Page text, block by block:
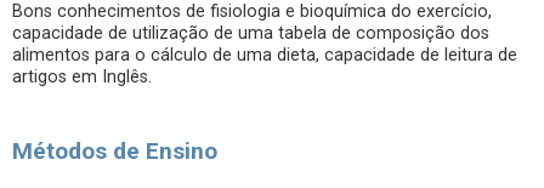
Bons conhecimentos de fisiologia e bioquímica do exercício,
capacidade de utilização de uma tabela de composição dos
alimentos para o cálculo de uma dieta, capacidade de leitura de
artigos em Inglês.
Métodos de Ensino